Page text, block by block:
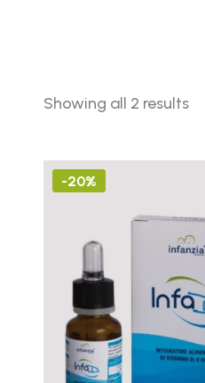
Showing all 2 results
-20%